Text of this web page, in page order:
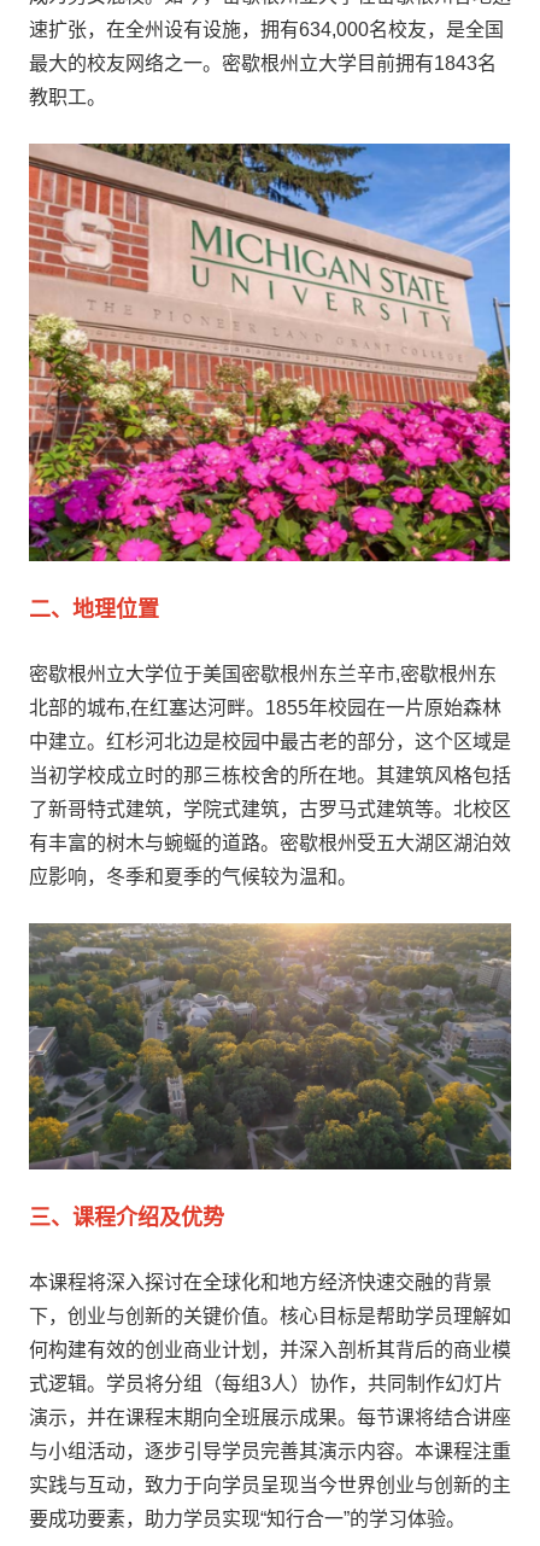
速扩张，在全州设有设施，拥有634,000名校友，是全国
最大的校友网络之一。密歇根州立大学目前拥有1843名
教职工。
二、地理位置
密歇根州立大学位于美国密歇根州东兰辛市,密歇根州东
北部的城布,在红塞达河畔。1855年校园在一片原始森林
中建立。红杉河北边是校园中最古老的部分，这个区域是
当初学校成立时的那三栋校舍的所在地。其建筑风格包括
了新哥特式建筑，学院式建筑，古罗马式建筑等。北校区
有丰富的树木与蜿蜒的道路。密歇根州受五大湖区湖泊效
应影响，冬季和夏季的气候较为温和。
三、课程介绍及优势
本课程将深入探讨在全球化和地方经济快速交融的背景
下，创业与创新的关键价值。核心目标是帮助学员理解如
何构建有效的创业商业计划，并深入剖析其背后的商业模
式逻辑。学员将分组（每组3人）协作，共同制作幻灯片
演示，并在课程末期向全班展示成果。每节课将结合讲座
与小组活动，逐步引导学员完善其演示内容。本课程注重
实践与互动，致力于向学员呈现当今世界创业与创新的主
要成功要素，助力学员实现“知行合一”的学习体验。